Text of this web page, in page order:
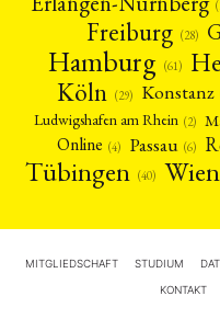
Freiburg (28)
Hamburg (61)
Köln (29) Konstanz
Ludwigshafen am Rhein (2)
Online (4) Passau (6)
Tübingen (40) Wien
MITGLIEDSCHAFT STUDIUM
KONTAKT